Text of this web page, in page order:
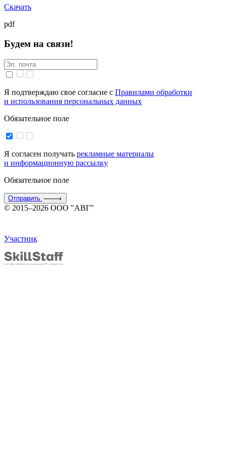
Скачать
pdf
Будем на связи!
Я подтверждаю свое согласие с Правилами обработки
и использования персональных данных
Обязательное поле
Я согласен получать рекламные материалы
и информационную рассылку
Обязательное поле
Отправить
© 2015–2026 ООО "АВГ"
Участник